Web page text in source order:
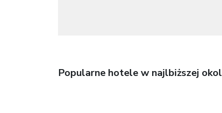
Popularne hotele w najlbiższej